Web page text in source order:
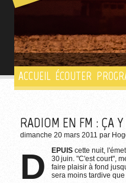
ACCUEIL ÉCOUTER
RADIOM EN FM : ÇA
dimanche 20 mars 2011 par
DEPUIS cette nuit,
30 juin. "C'est court",
faire plaisir à fond
sera moins tardive